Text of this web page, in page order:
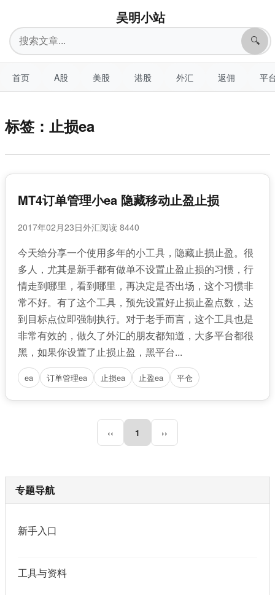
吴明小站
搜
索
🔍
首页 A股 美股 港股 外汇 返佣 平
标签：止损ea
MT4订单管理小ea 隐藏移动止盈止损
2017年02月23日外汇阅读 8440
今天给分享一个使用多年的小工具，隐藏止损止盈。很
多人，尤其是新手都有做单不设置止盈止损的习惯，行
情走到哪里，看到哪里，再决定是否出场，这个习惯非
常不好。有了这个工具，预先设置好止损止盈点数，达
到目标点位即强制执行。对于老手而言，这个工具也是
非常有效的，做久了外汇的朋友都知道，大多平台都很
黑，如果你设置了止损止盈，黑平台...
ea 订单管理ea 止损ea 止盈ea 平仓
‹‹ 1 ››
专题导航
新手入口
工具与资料